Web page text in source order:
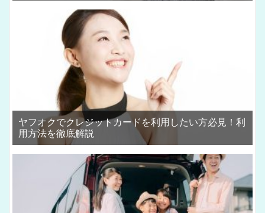
ヤフオクでクレジットカードを利用したい方必見！利
用方法を徹底解説